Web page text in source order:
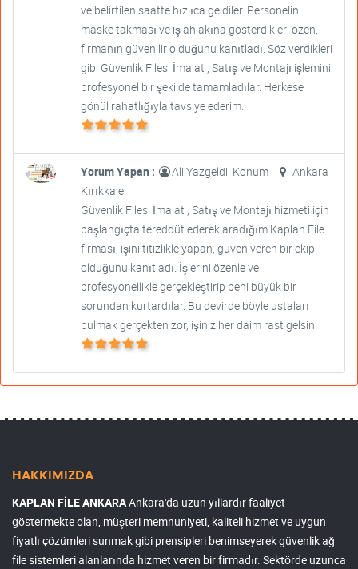
ve belirtilen saatte hızlıca geldiler. Personelin
maske takması ve iş ahlakına gösterdikleri özen,
firmanın güvenilir olduğunu kanıtladı. Söz verdikleri
gibi Güvenlik Filesi İmalat , Satış ve Montajı işlemini
profesyonel bir şekilde tamamladılar. Herkese
gönül rahatlığıyla tavsiye ederim.
Yorum Yapan : Ali Yazgeldi, Konum :
Ankara
Kırıkkale
Güvenlik Filesi İmalat , Satış ve Montajı hizmeti için
başlangıçta tereddüt ederek aradığım Kaplan File
firması, işini titizlikle yapan, güven veren bir ekip
olduğunu kanıtladı. İşlerini özenle ve
profesyonellikle gerçekleştirip beni büyük bir
sorundan kurtardılar. Bu devirde böyle ustaları
bulmak gerçekten zor, işiniz her daim rast gelsin
HAKKIMIZDA
KAPLAN FİLE ANKARAAnkara'da uzun yıllardır faaliyet
göstermekte olan, müşteri memnuniyeti, kaliteli hizmet ve uygun
fiyatlı çözümleri sunmak gibi prensipleri benimseyerek güvenlik ağ
file sistemleri alanlarında hizmet veren bir firmadır. Sektörde uzunca